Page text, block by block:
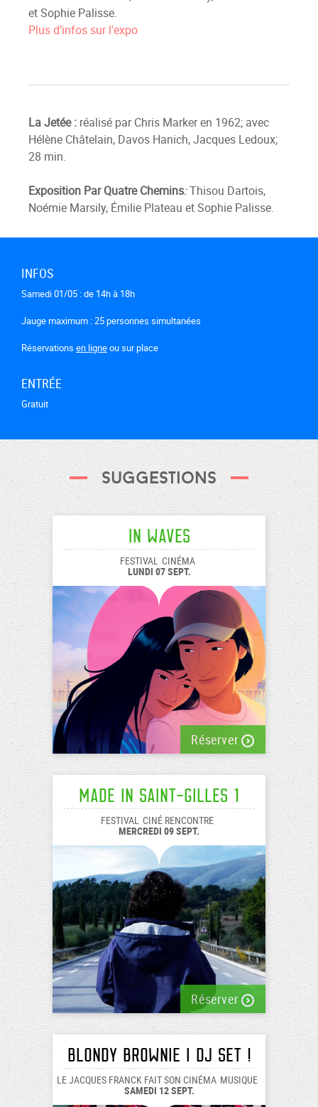
et Sophie Palisse.
Plus d’infos sur l'expo
La Jetée : réalisé par Chris Marker en 1962; avec
Hélène Châtelain, Davos Hanich, Jacques Ledoux;
28 min.
Exposition Par Quatre Chemins:Thisou Dartois,
Noémie Marsily, Émilie Plateau et Sophie Palisse.
INFOS
Samedi 01/05 : de 14h à 18h
Jauge maximum : 25 personnes simultanées
Réservations en ligneou sur place
ENTRÉE
Gratuit
Suggestions
In Waves
FESTIVAL CINÉMA
LUNDI 07 SEPT.
Réserver
Made In Saint-Gilles 1
FESTIVAL CINÉ RENCONTRE
MERCREDI 09 SEPT.
Réserver
BLONDY BROWNIE I dj set !
LE JACQUES FRANCK FAIT SON CINÉMA MUSIQUE
SAMEDI 12 SEPT.